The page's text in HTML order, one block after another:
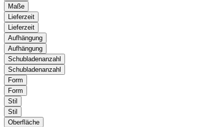
Maße
Lieferzeit
Lieferzeit
Aufhängung
Aufhängung
Schubladenanzahl
Schubladenanzahl
Form
Form
Stil
Stil
Oberfläche